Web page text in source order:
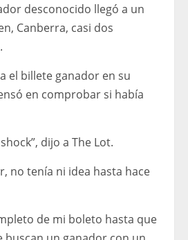
desconocido llegó a un
Canberra, casi dos
el billete ganador en su
en comprobar si había
dijo a The Lot.
no tenía ni idea hasta hace
de mi boleto hasta que